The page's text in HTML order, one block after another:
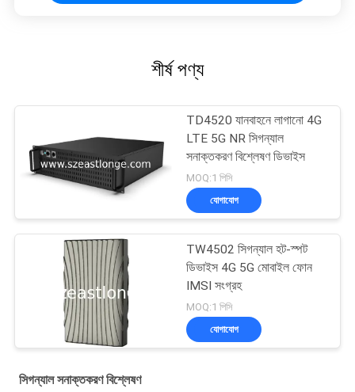
শীর্ষ পণ্য
TD4520 যানবাহনে লাগানো 4G
LTE 5G NR সিগন্যাল
সনাক্তকরণ বিশ্লেষণ ডিভাইস
MOQ:1 পিসি
যোগাযোগ
TW4502 সিগন্যাল হট-স্পট
ডিভাইস 4G 5G মোবাইল ফোন
IMSI সংগ্রহ
MOQ:1 পিসি
যোগাযোগ
সিগন্যাল সনাক্তকরণ বিশ্লেষণ